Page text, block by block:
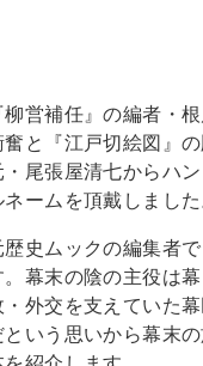
柳営補任』の編者・
奮と『江戸切絵図』
・尾張屋清七からハ
ネームを頂戴しまし
歴史ムックの編集者で
。幕末の陰の主役は幕
・外交を支えていた
という思いから幕末